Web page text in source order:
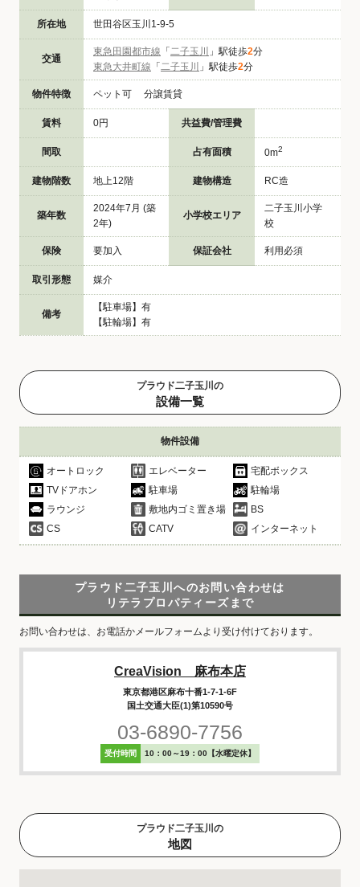
所在地 世田谷区玉川1-9-5
交通
東急田園都市線 「 二子玉川 」駅徒歩2分
東急大井町線 「 二子玉川 」駅徒歩2分
物件特徴 ペット可 分譲賃貸
賃料 0円 共益費/管理費
間取 占有面積 0m2
建物階数 地上12階 建物構造 RC造
築年数
2024年7月 (築
2年)
小学校エリア
二子玉川小学
校
保険 要加入 保証会社 利用必須
取引形態 媒介
備考
【駐車場】有
【駐輪場】有
プラウド二子玉川の
設備一覧
物件設備
オートロック エレベーター
宅配ボックス
TVドアホン
駐車場
駐輪場
ラウンジ
敷地内ゴミ置き場
BS
CS
CATV インターネット
プラウド二子玉川へのお問い合わせは
リテラプロパティーズまで
お問い合わせは、お電話かメールフォームより受け付けております。
CreaVision 麻布本店
東京都港区麻布十番1-7-1-6F
国土交通大臣(1)第10590号
03-6890-7756
受付時間 10：00～19：00【水曜定休】
プラウド二子玉川の
地図